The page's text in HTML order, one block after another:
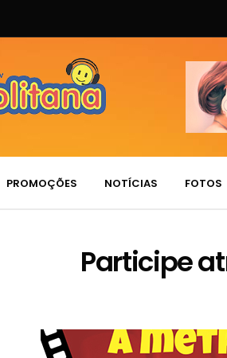
PROMOÇÕES NOTÍCIAS FOTOS
Participe